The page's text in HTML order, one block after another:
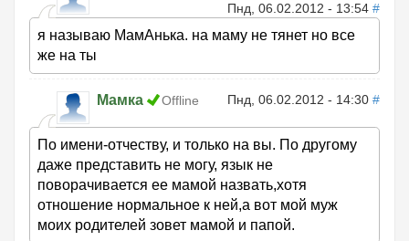
Пнд, 06.02.2012 - 13:54 #
я называю МамАнька. на маму не тянет но все
же на ты
Мамка Offline Пнд, 06.02.2012 - 14:30 #
По имени-отчеству, и только на вы. По другому
даже представить не могу, язык не
поворачивается ее мамой назвать,хотя
отношение нормальное к ней,а вот мой муж
моих родителей зовет мамой и папой.